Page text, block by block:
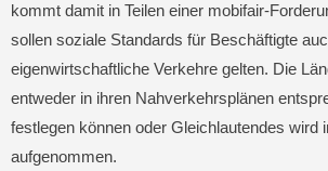
kommt damit in Teilen einer mobifair-
sollen soziale Standards für Beschäftigte
eigenwirtschaftliche Verkehre gelten. Die
entweder in ihren Nahverkehrsplänen
festlegen können oder Gleichlautendes wird
aufgenommen.